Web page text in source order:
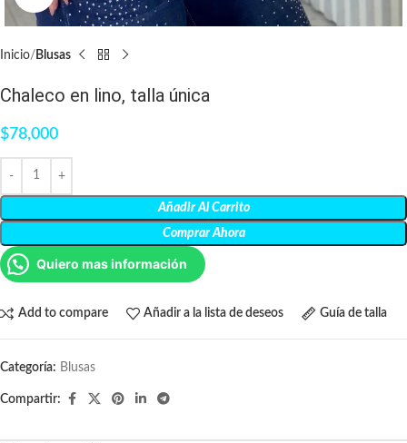
Inicio Blusas
Chaleco en lino, talla única
$78,000
Añadir Al Carrito
Comprar Ahora
Quiero mas información
Add to compare Añadir a la lista de deseos Guía de talla
Categoría: Blusas
Compartir: